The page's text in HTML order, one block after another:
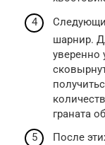
шарнир.
уверенно
граната
После